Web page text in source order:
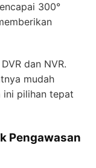
300°
dan NVR.
mudah
ini pilihan tepat
Pengawasan